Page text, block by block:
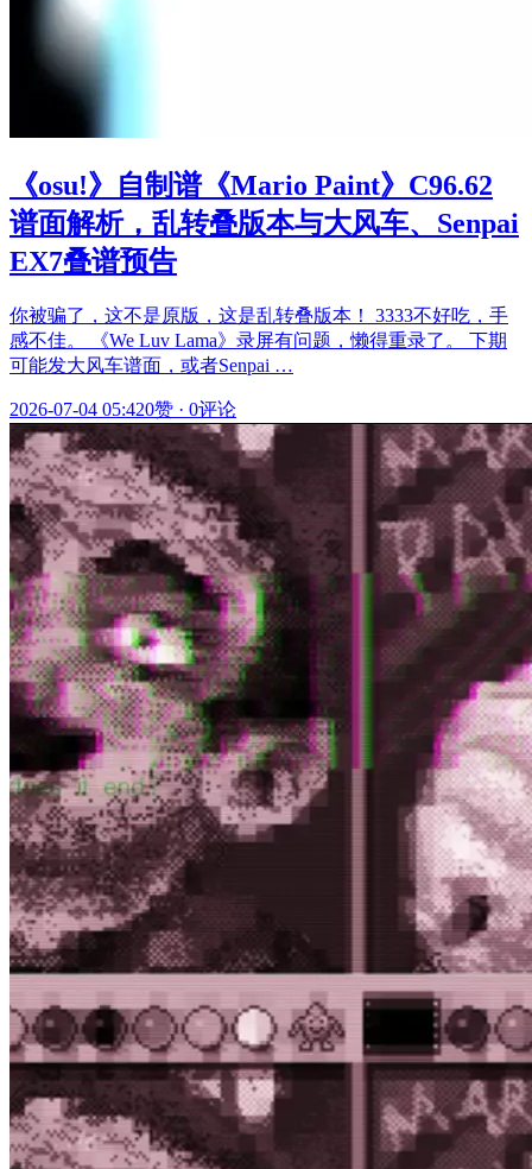
《osu!》自制谱《Mario Paint》C96.62
谱面解析，乱转叠版本与大风车、Senpai
EX7叠谱预告
你被骗了，这不是原版，这是乱转叠版本！ 3333不好吃，手
感不佳。 《We Luv Lama》录屏有问题，懒得重录了。 下期
可能发大风车谱面，或者Senpai …
2026-07-04 05:420赞 · 0评论